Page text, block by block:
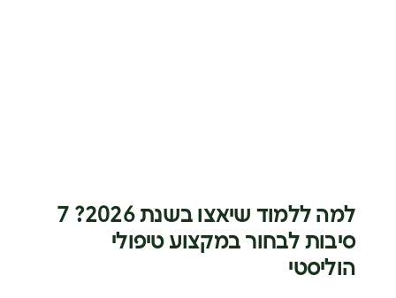
למה ללמוד שיאצו בשנת 2026? 7
סיבות לבחור במקצוע טיפולי
הוליסטי